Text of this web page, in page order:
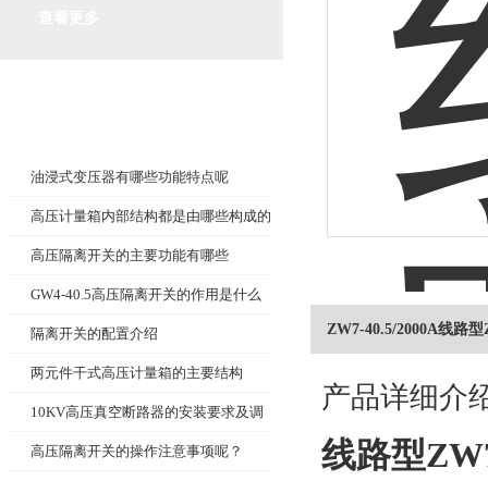
油浸式变压器有哪些功能特点呢
高压计量箱内部结构都是由哪些构成的
呢?高压隔离开关的主要功能有哪些
GW4-40.5高压隔离开关的作用是什么
呢？隔离开关的配置介绍
两元件干式高压计量箱的主要结构
10KV高压真空断路器的安装要求及调
高压隔离开关的操作注意事项呢？
ZW7-40.5/2000A线路
产品详细介
线路型